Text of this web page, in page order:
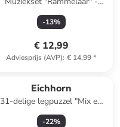
vanaf 12 maanden
-13%
€ 12,99
Adviesprijs (AVP): € 14,99*
Eichhorn
31-delige legpuzzel "Mix en
Match" - vanaf 2 jaar
-22%